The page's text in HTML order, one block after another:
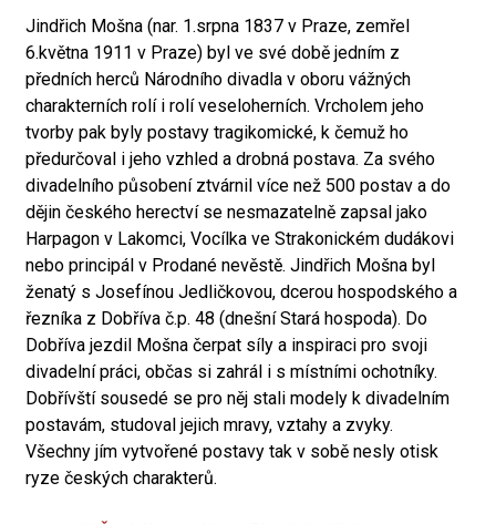
Jindřich Mošna (nar. 1.srpna 1837 v Praze, zemřel
6.května 1911 v Praze) byl ve své době jedním z
předních herců Národního divadla v oboru vážných
charakterních rolí i rolí veseloherních. Vrcholem jeho
tvorby pak byly postavy tragikomické, k čemuž ho
předurčoval i jeho vzhled a drobná postava. Za svého
divadelního působení ztvárnil více než 500 postav a do
dějin českého herectví se nesmazatelně zapsal jako
Harpagon v Lakomci, Vocílka ve Strakonickém dudákovi
nebo principál v Prodané nevěstě. Jindřich Mošna byl
ženatý s Josefínou Jedličkovou, dcerou hospodského a
řezníka z Dobříva č.p. 48 (dnešní Stará hospoda). Do
Dobříva jezdil Mošna čerpat síly a inspiraci pro svoji
divadelní práci, občas si zahrál i s místními ochotníky.
Dobřívští sousedé se pro něj stali modely k divadelním
postavám, studoval jejich mravy, vztahy a zvyky.
Všechny jím vytvořené postavy tak v sobě nesly otisk
ryze českých charakterů.